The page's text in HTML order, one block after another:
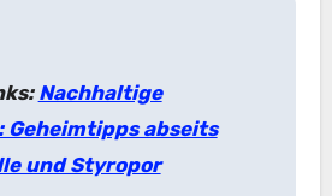
Nachhaltige
Geheimtipps abseits
und Styropor